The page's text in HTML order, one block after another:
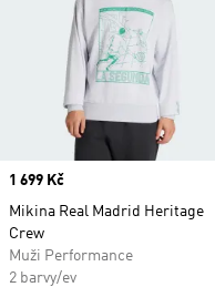
Price
1 699 Kč
Mikina Real Madrid Heritage
Crew
Muži Performance
2 barvy/ev